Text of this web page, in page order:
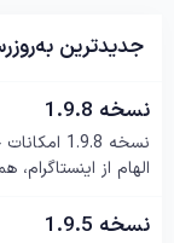
جدیدترین
نسخه 1.9.8
نسخه
الهام از اینستاگرام،
نسخه 1.9.5